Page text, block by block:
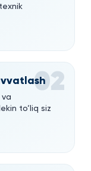
02
va
to‘liq siz